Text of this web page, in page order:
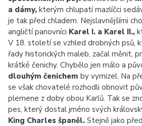
a dámy, kterým chlupatí mazlíčci
je tak před chladem. Nejslavnějšími
angličtí panovníci Karel I. a Karel II.,
V 18. století se vzhled drobných psů,
řady historických maleb, začal měnit,
krátké čenichy. Chybělo jen málo a
dlouhým čenichem by vymizel. Na
se však chovatelé rozhodli obnovit
plemene z doby obou Karlů. Tak se
pes, který dostal jméno svých
King Charles španěl. Stejně jako